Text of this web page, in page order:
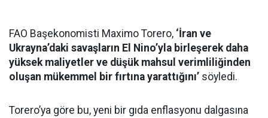
FAO Başekonomisti Maximo Torero, ‘İran ve
Ukrayna’daki savaşların El Nino’yla birleşerek daha
yüksek maliyetler ve düşük mahsul verimliliğinden
oluşan mükemmel bir fırtına yarattığını’ söyledi.
Torero’ya göre bu, yeni bir gıda enflasyonu dalgasına